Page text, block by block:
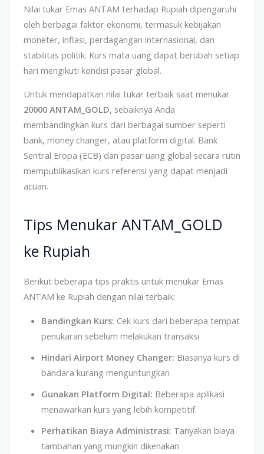
Nilai tukar Emas ANTAM terhadap Rupiah dipengaruhi
oleh berbagai faktor ekonomi, termasuk kebijakan
moneter, inflasi, perdagangan internasional, dan
stabilitas politik. Kurs mata uang dapat berubah setiap
hari mengikuti kondisi pasar global.
Untuk mendapatkan nilai tukar terbaik saat menukar
20000 ANTAM_GOLD, sebaiknya Anda
membandingkan kurs dari berbagai sumber seperti
bank, money changer, atau platform digital. Bank
Sentral Eropa (ECB) dan pasar uang global secara rutin
mempublikasikan kurs referensi yang dapat menjadi
acuan.
Tips Menukar ANTAM_GOLD
ke Rupiah
Berikut beberapa tips praktis untuk menukar Emas
ANTAM ke Rupiah dengan nilai terbaik:
Bandingkan Kurs: Cek kurs dari beberapa tempat
penukaran sebelum melakukan transaksi
Hindari Airport Money Changer: Biasanya kurs di
bandara kurang menguntungkan
Gunakan Platform Digital: Beberapa aplikasi
menawarkan kurs yang lebih kompetitif
Perhatikan Biaya Administrasi: Tanyakan biaya
tambahan yang mungkin dikenakan